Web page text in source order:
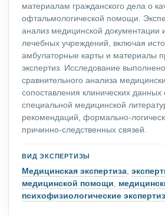
материалам гражданского дела о
офтальмологической помощи.
анализ медицинской документации
лечебных учреждений, включая
амбулаторные карты и материалы
экспертиз. Исследование
сравнительного анализа
сопоставления клинических
специальной медицинской
рекомендаций, формально-
причинно-следственных связей.
ВИД ЭКСПЕРТИЗЫ
Медицинская экспертиза,
медицинской помощи,
психофизиологические